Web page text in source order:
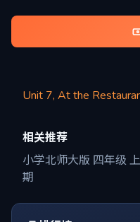
Unit 7, At the
相关推荐
小学北师大版 四年级
期